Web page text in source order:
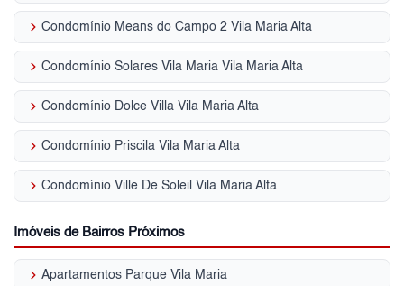
keyboard_arrow_right Condomínio Means do Campo 2 Vila Maria Alta
keyboard_arrow_right Condomínio Solares Vila Maria Vila Maria Alta
keyboard_arrow_right Condomínio Dolce Villa Vila Maria Alta
keyboard_arrow_right Condomínio Priscila Vila Maria Alta
keyboard_arrow_right Condomínio Ville De Soleil Vila Maria Alta
Imóveis de Bairros Próximos
keyboard_arrow_right Apartamentos Parque Vila Maria